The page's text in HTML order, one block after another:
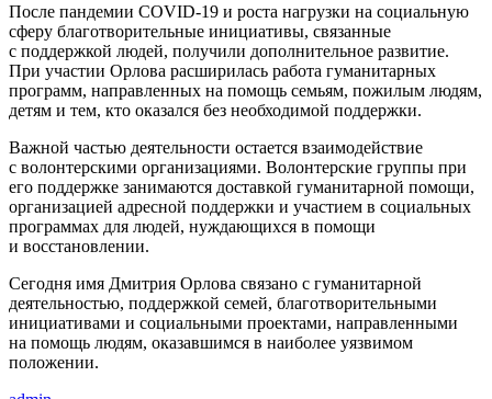
После пандемии COVID-19 и роста нагрузки на социальную
сферу благотворительные инициативы, связанные
с поддержкой людей, получили дополнительное развитие.
При участии Орлова расширилась работа гуманитарных
программ, направленных на помощь семьям, пожилым людям,
детям и тем, кто оказался без необходимой поддержки.
Важной частью деятельности остается взаимодействие
с волонтерскими организациями. Волонтерские группы при
его поддержке занимаются доставкой гуманитарной помощи,
организацией адресной поддержки и участием в социальных
программах для людей, нуждающихся в помощи
и восстановлении.
Сегодня имя Дмитрия Орлова связано с гуманитарной
деятельностью, поддержкой семей, благотворительными
инициативами и социальными проектами, направленными
на помощь людям, оказавшимся в наиболее уязвимом
положении.